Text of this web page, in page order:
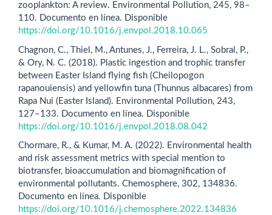
zooplankton: A review. Environmental Pollution, 245, 98–
110. Documento en línea. Disponible
https://doi.org/10.1016/j.envpol.2018.10.065
Chagnon, C., Thiel, M., Antunes, J., Ferreira, J. L., Sobral, P.,
& Ory, N. C. (2018). Plastic ingestion and trophic transfer
between Easter Island flying fish (Cheilopogon
rapanouiensis) and yellowfin tuna (Thunnus albacares) from
Rapa Nui (Easter Island). Environmental Pollution, 243,
127–133. Documento en línea. Disponible
https://doi.org/10.1016/j.envpol.2018.08.042
Chormare, R., & Kumar, M. A. (2022). Environmental health
and risk assessment metrics with special mention to
biotransfer, bioaccumulation and biomagnification of
environmental pollutants. Chemosphere, 302, 134836.
Documento en línea. Disponible
https://doi.org/10.1016/j.chemosphere.2022.134836